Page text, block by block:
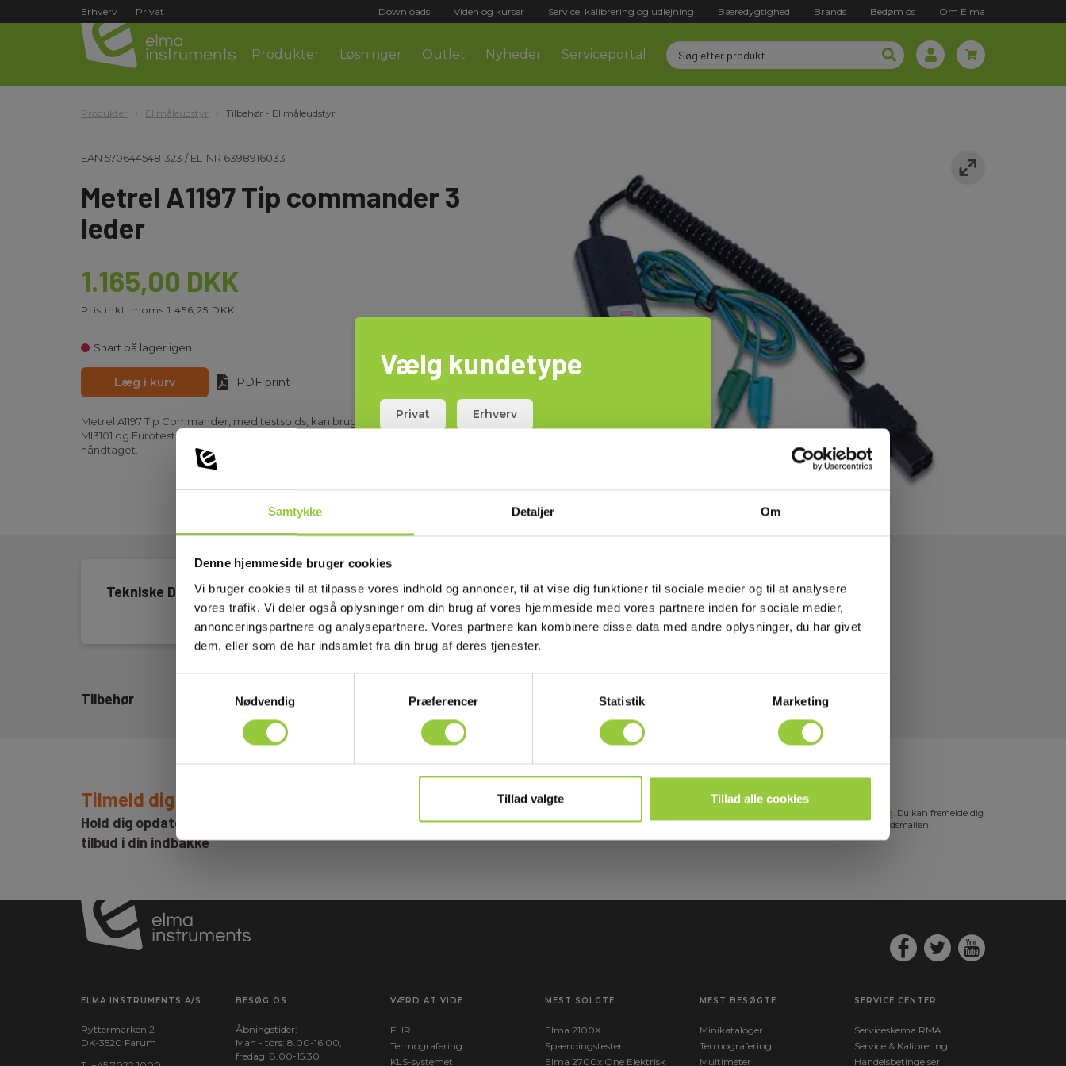
Samtykke Detaljer Om
Denne hjemmeside bruger cookies
Vi bruger cookies til at tilpasse vores indhold og annoncer, til at vise dig funktioner til sociale medier og til at analysere
vores trafik. Vi deler også oplysninger om din brug af vores hjemmeside med vores partnere inden for sociale medier,
annonceringspartnere og analysepartnere. Vores partnere kan kombinere disse data med andre oplysninger, du har givet
dem, eller som de har indsamlet fra din brug af deres tjenester.
Nødvendig
Præferencer Statistik Marketing
Tillad valgte Tillad alle cookies
Erhverv Privat Downloads Viden og kurser Service, kalibrering og udlejning Bæredygtighed Brands Bedøm os Om Elma
Produkter Løsninger Outlet Nyheder Serviceportal
Produkter El måleudstyr Tilbehør - El måleudstyr
EAN 5706445481323 /EL-NR 6398916033
Metrel A1197 Tip commander 3
leder
1.165,00 DKK
Pris inkl. moms 1.456,25 DKK
Snart på lager igen
Læg i kurv PDF print
Metrel A1197 Tip Commander, med testspids, kan bruges sammen med Eurotest AT
MI3101 og Eurotest MI3105. Adapteren har sin egen start- og memory-knap på
håndtaget.
Tekniske Data
Tilbehør
Tilmeld dig E-News!
Hold dig opdateret og få vores fantastiske
tilbud i din indbakke
Tilmeld mig
GDPR Persondatabeskyttelse. Du kan fremelde dig
nyhedsbrevet når som helst via et link i nyhedsmailen.
ELMA INSTRUMENTS A/S
Ryttermarken 2
DK-3520 Farum
BESØG OS
Åbningstider:
Man - tors: 8.00-16.00,
fredag: 8.00-15.30
VÆRD AT VIDE
FLIR
Termografering
KLS-systemet
MEST SOLGTE
Elma 2100X
Spændingstester
Elma 2700x One Elektrisk
MEST BESØGTE
Minikataloger
Termografering
Multimeter
SERVICE CENTER
Serviceskema RMA
Service & Kalibrering
Handelsbetingelser
Vælg kundetype
Privat Erhverv